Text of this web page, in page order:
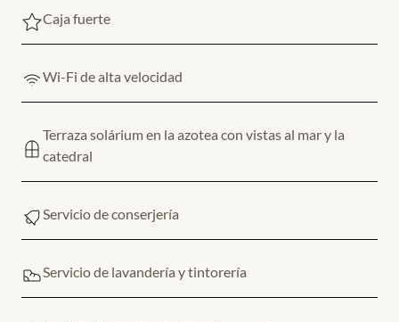
Caja fuerte
Wi-Fi de alta velocidad
Terraza solárium en la azotea con vistas al mar y la
catedral
Servicio de conserjería
Servicio de lavandería y tintorería